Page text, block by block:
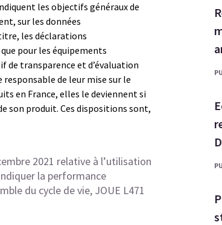
les objectifs généraux de
sur les données
les déclarations
pour les équipements
de transparence et d’évaluation
de leur mise sur le
en France, elles le deviennent si
son produit. Ces dispositions sont,
2021 relative à l’utilisation
la performance
du cycle de vie, JOUE L471